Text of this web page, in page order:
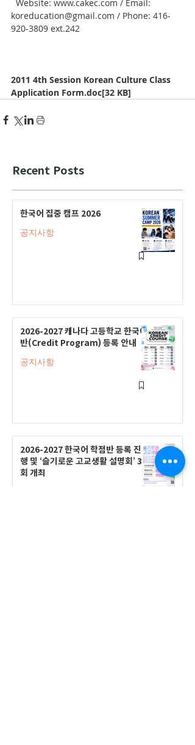
koreducation@gmail.com / Phone: 416-
920-3809 ext.242
2011 4th Session Korean Culture Class
Application Form.doc[32 KB]
Recent Posts
한국어 집중 캠프 2026
공지사항
2026-2027 캐나다 고등학교 한국어
반(Credit Program) 등록 안내
공지사항
2026-2027 한국어 학점반 등록 진
행 및 ‘슬기로운 고교생활 설명회’ 3
회 개최